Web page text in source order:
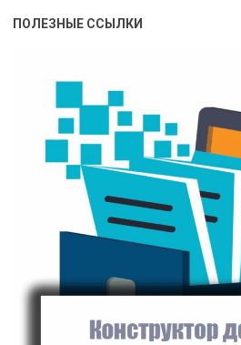
ПОЛЕЗНЫЕ ССЫЛКИ